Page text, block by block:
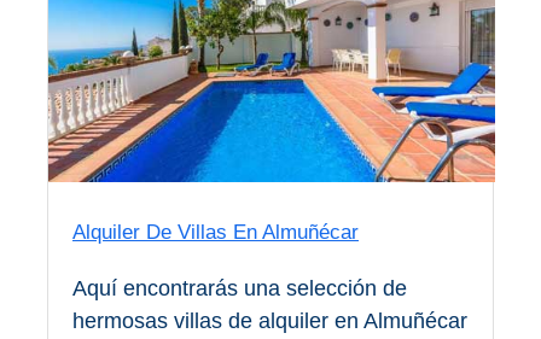
Top 10
Top Gratis
Para Niños
SITIOS
Alquiler De Villas En Almuñécar
Aquí encontrarás una selección de
hermosas villas de alquiler en Almuñécar